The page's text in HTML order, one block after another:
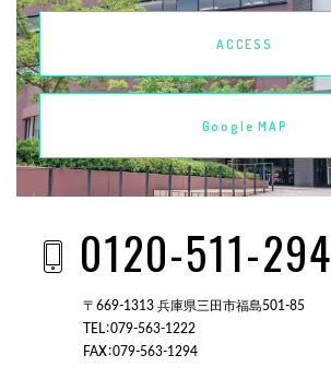
ACCESS
Google MAP
0120-511-294
〒669-1313 兵庫県三田市福島501-85
TEL：079-563-1222
FAX：079-563-1294